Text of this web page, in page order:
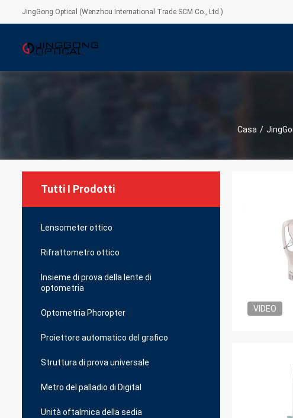
JingGong Optical (Wenzhou International Trade SCM Co., Ltd.)
Casa /
Tutti I Prodotti
Lensometer ottico
Rifrattometro ottico
Insieme di prova della lente di
optometria
Optometria Phoropter
Proiettore automatico del grafico
Struttura di prova universale
Metro del palladio di Digital
Unità oftalmica della sedia
VIDEO